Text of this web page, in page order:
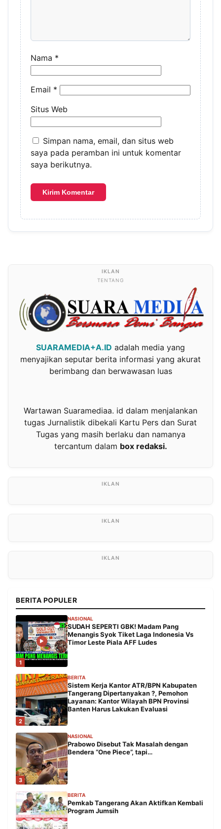
Nama *
Email *
Situs Web
Simpan nama, email, dan situs web
saya pada peramban ini untuk komentar
saya berikutnya.
TENTANG
SUARAMEDIA+A.ID adalah media yang
menyajikan seputar berita informasi yang akurat
berimbang dan berwawasan luas
Wartawan Suaramediaa. id dalam menjalankan
tugas Jurnalistik dibekali Kartu Pers dan Surat
Tugas yang masih berlaku dan namanya
tercantum dalam box redaksi.
BERITA POPULER
1
NASIONAL
SUDAH SEPERTI GBK! Madam Pang
Menangis Syok Tiket Laga Indonesia Vs
Timor Leste Piala AFF Ludes
2
BERITA
Sistem Kerja Kantor ATR/BPN Kabupaten
Tangerang Dipertanyakan ?, Pemohon
Layanan: Kantor Wilayah BPN Provinsi
Banten Harus Lakukan Evaluasi
3
NASIONAL
Prabowo Disebut Tak Masalah dengan
Bendera “One Piece”, tapi…
BERITA
Pemkab Tangerang Akan Aktifkan Kembali
Program Jumsih